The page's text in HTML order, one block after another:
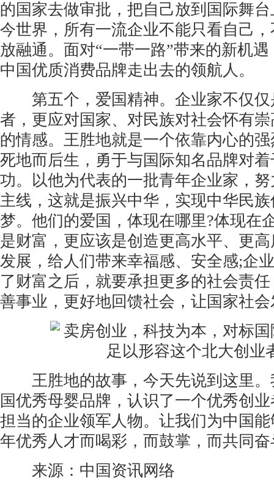
的国家去做审批，把自己放到国际舞
今世界，所有一流企业不能只看自己
放融通。面对“一带一路”带来的新机
中国优质消费品牌走出去的领航人。
第五个，爱国精神。企业家不仅仅
者，更应对国家、对民族对社会怀有
的情感。王胜地就是一个依靠内心的
死地而后生，勇于与国际知名品牌对
功。以他为代表的一批青年企业家，
主线，这就是振兴中华，实现中华民
梦。他们的爱国，体现在哪里?体现在
是财富，更应该是创造更高水平、更
发展，给人们带来幸福感、安全感;企
了财富之后，就要承担更多的社会责
善事业，更好地回馈社会，让国家社
王胜地的故事，今天先说到这里。
国优秀母婴品牌，认识了一个优秀创
担当的企业领军人物。让我们为中国
年优秀人才而喝彩，而鼓掌，而共同
来源：中国资讯网络